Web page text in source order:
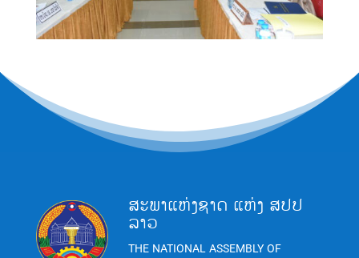
ສະພາແຫ່ງຊາດ ແຫ່ງ ສປປ
ລາວ
THE NATIONAL ASSEMBLY OF